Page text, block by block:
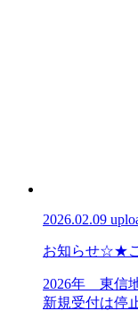
2026.02.09
お知らせ☆★
2026年 東信
新規受付は停